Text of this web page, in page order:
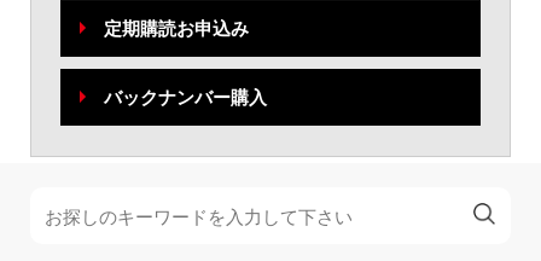
定期購読お申込み
バックナンバー購入